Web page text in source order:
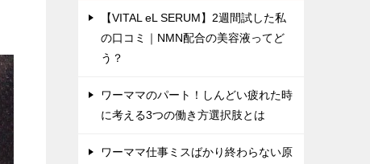
【VITAL eL SERUM】2週間試した私
の口コミ｜NMN配合の美容液ってど
う？
ワーママのパート！しんどい疲れた時
に考える3つの働き方選択肢とは
ワーママ仕事ミスばかり終わらない原